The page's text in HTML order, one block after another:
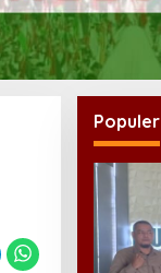
Populer